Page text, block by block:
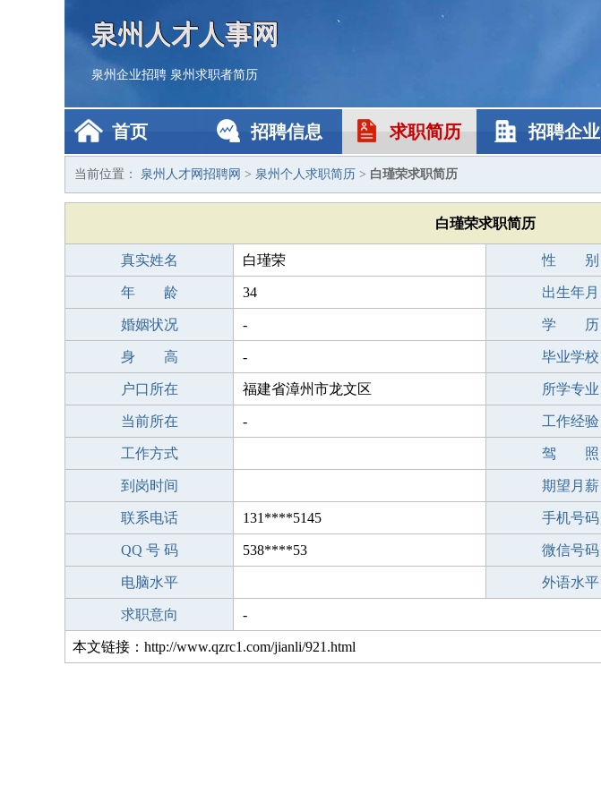
泉州人才人事网
泉州企业招聘 泉州求职者简历
首页 招聘信息 求职简历 招聘企业
当前位置： 泉州人才网招聘网 > 泉州个人求职简历 > 白瑾荣求职简历
白瑾荣求职简历
真实姓名 白瑾荣 性 别
年 龄 34 出生年月
婚姻状况 - 学 历
身 高 - 毕业学校
户口所在 福建省漳州市龙文区 所学专业
当前所在 - 工作经验
工作方式 驾 照
到岗时间 期望月薪
联系电话 131****5145 手机号码
QQ 号 码 538****53 微信号码
电脑水平 外语水平
求职意向 -
本文链接：http://www.qzrc1.com/jianli/921.html